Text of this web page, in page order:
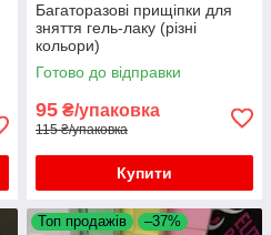
Багаторазові прищіпки для
зняття гель-лаку (різні
кольори)
Готово до відправки
95 ₴/упаковка
115 ₴/упаковка
Купити
Топ продажів –37%